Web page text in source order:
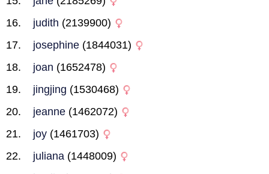
judith (2139900)
josephine (1844031)
joan (1652478)
jingjing (1530468)
jeanne (1462072)
joy (1461703)
juliana (1448009)